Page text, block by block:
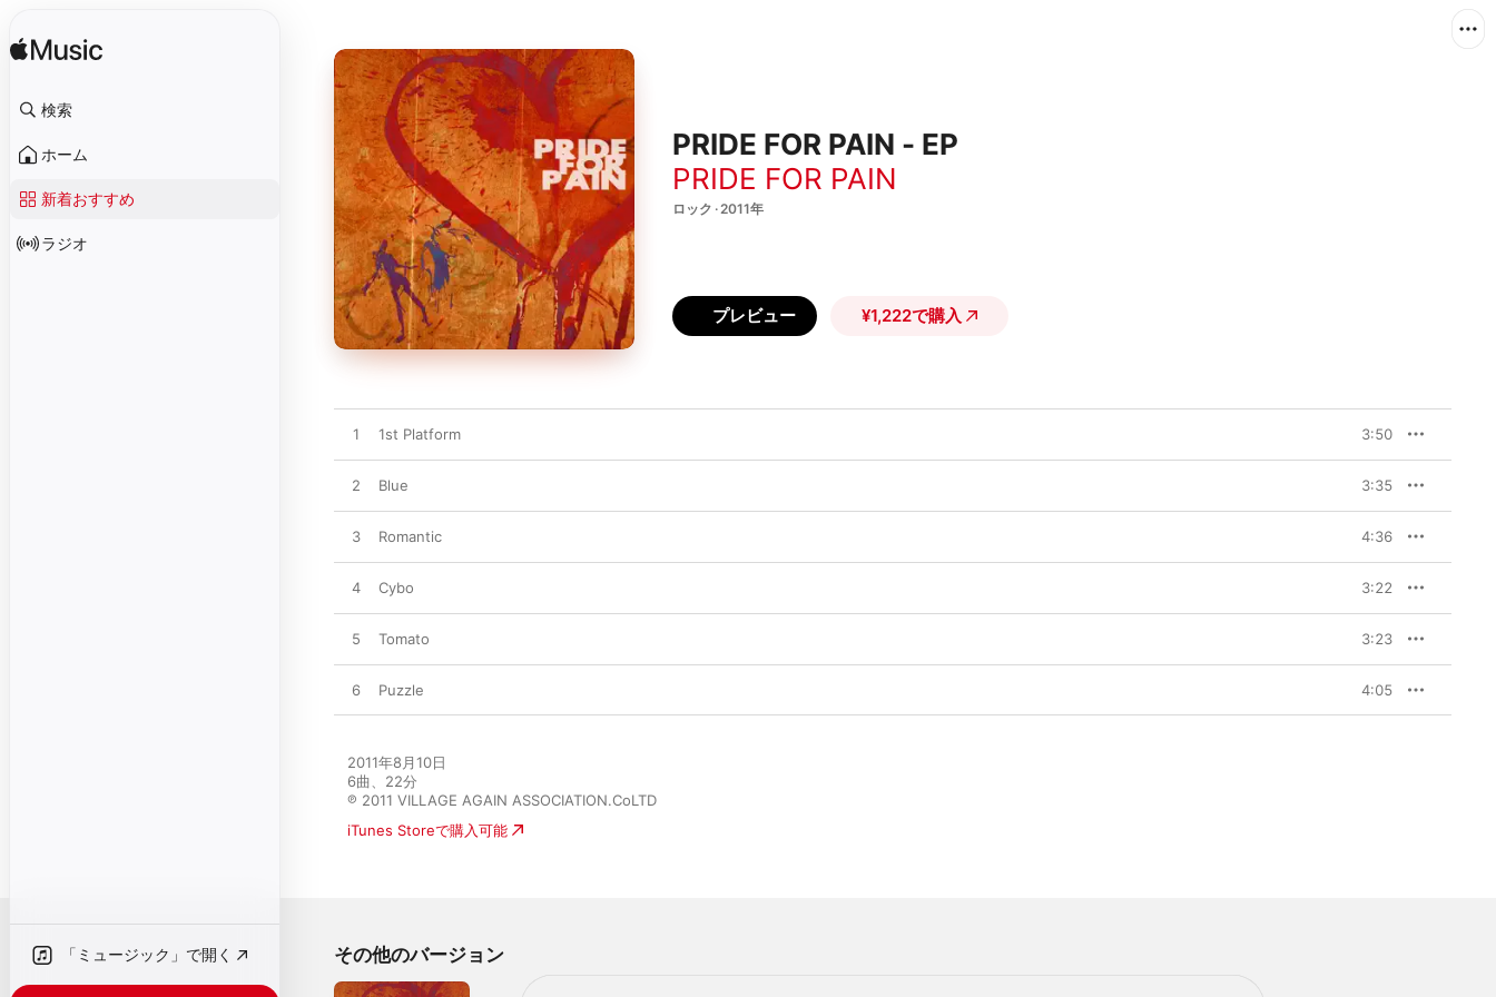
検索
ホーム
新着おすすめ
ラジオ
「ミュージック」で開く
PRIDE FOR PAIN - EP
PRIDE FOR PAIN
ロック · 2011年
プレビュー ¥1,222で購入
1 1st Platform 3:50
2 Blue 3:35
3 Romantic 4:36
4 Cybo 3:22
5 Tomato 3:23
6 Puzzle 4:05
2011年8月10日
6曲、22分
℗ 2011 VILLAGE AGAIN ASSOCIATION.CoLTD
iTunes Storeで購入可能
その他のバージョン